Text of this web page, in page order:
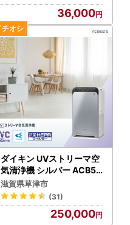
36,000
ダイキン UVストリーマ空
気清浄機 シルバー ACB50
Z-S (適用畳数：22畳/PM
2.5対応)
滋賀県草津市
(31)
250,000